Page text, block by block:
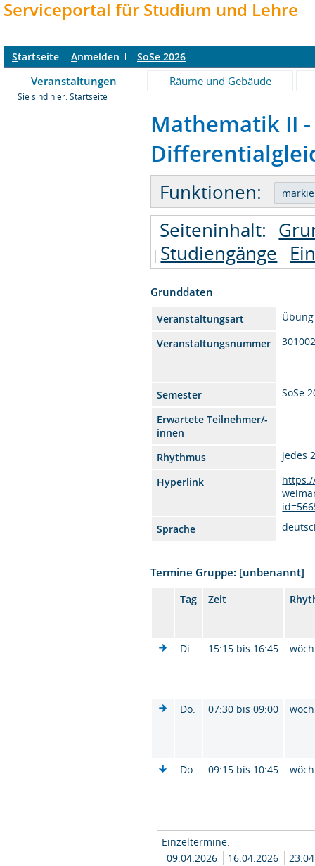
Serviceportal für Studium und Lehre
Startseite Anmelden SoSe 2026
Veranstaltungen Räume und Gebäude
Sie sind hier: Startseite
Mathematik II
Funktionen:
Seiteninhalt:
Studiengänge
Grunddaten
Veranstaltungsart
Übung
Veranstaltungsnummer
Semester
SoSe
Erwartete Teilnehmer/-
innen
Rhythmus
jedes
Hyperlink
Sprache
Termine Gruppe: [unbenannt]
Tag Zeit
Di. 15:15 bis 16:45
Do. 07:30 bis 09:00
Do. 09:15 bis 10:45
Einzeltermine:
09.04.2026
16.04.2026